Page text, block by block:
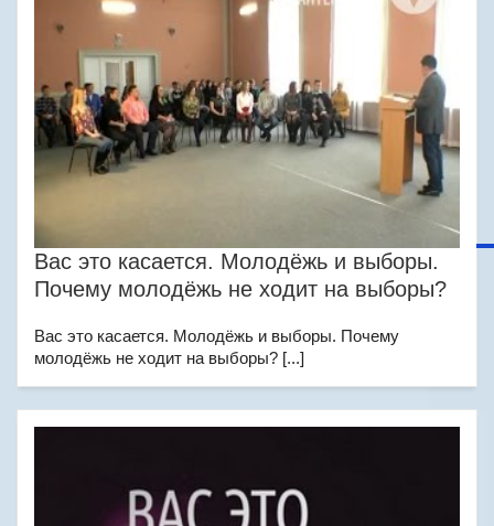
Вас это касается. Молодёжь и выборы.
Почему молодёжь не ходит на выборы?
Вас это касается. Молодёжь и выборы. Почему
молодёжь не ходит на выборы? [...]